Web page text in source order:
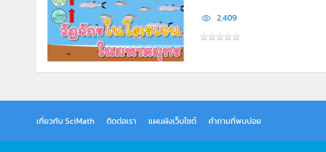
2,409
เกี่ยวกับ SciMath ติดต่อเรา แผนผังเว็บไซต์ คำถามที่พบบ่อย